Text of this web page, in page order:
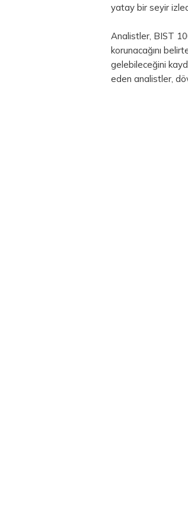
yatay bir seyir
Analistler, BIST
korunacağını
gelebileceğini
eden analistler,